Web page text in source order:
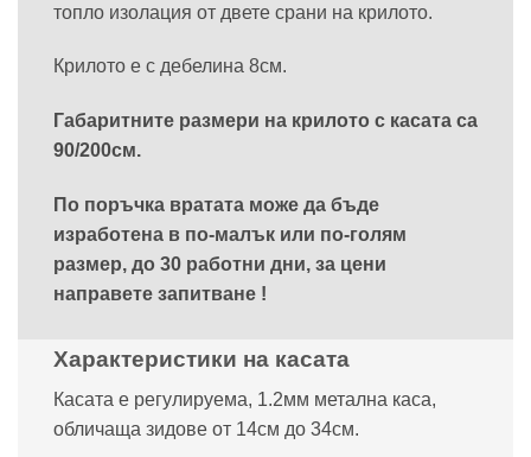
топло изолация от двете срани на крилото.
Крилото е с дебелина 8см.
Габаритните размери на крилото с касата са
90/200см.
По поръчка вратата може да бъде
изработена в по-малък или по-голям
размер, до 30 работни дни, за цени
направете запитване !
Характеристики на касата
Касата е регулируема, 1.2мм метална каса,
обличаща зидове от 14см до 34см.